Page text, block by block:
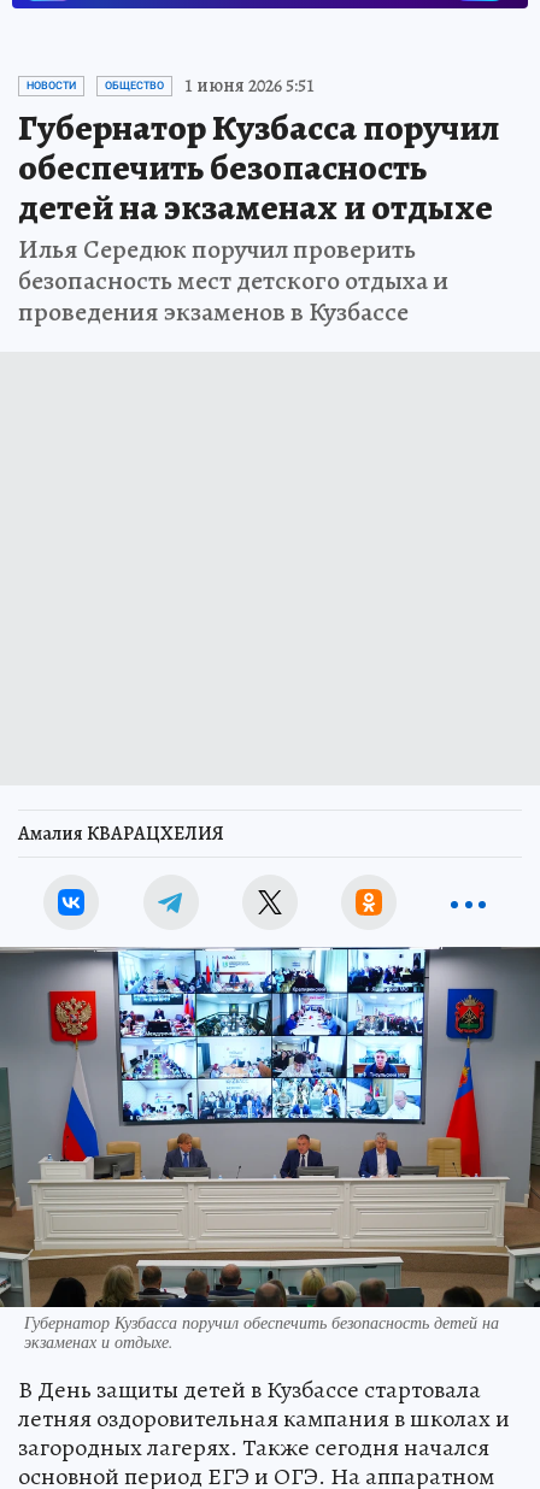
НОВОСТИ ОБЩЕСТВО 1 июня 2026 5:51
Губернатор Кузбасса поручил
обеспечить безопасность
детей на экзаменах и отдыхе
Илья Середюк поручил проверить
безопасность мест детского отдыха и
проведения экзаменов в Кузбассе
Амалия КВАРАЦХЕЛИЯ
Губернатор Кузбасса поручил обеспечить безопасность детей на
экзаменах и отдыхе.
В День защиты детей в Кузбассе стартовала
летняя оздоровительная кампания в школах и
загородных лагерях. Также сегодня начался
основной период ЕГЭ и ОГЭ. На аппаратном